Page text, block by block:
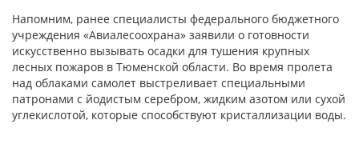
Напомним, ранее специалисты федерального бюджетного
учреждения «Авиалесоохрана» заявили о готовности
искусственно вызывать осадки для тушения крупных
лесных пожаров в Тюменской области. Во время пролета
над облаками самолет выстреливает специальными
патронами с йодистым серебром, жидким азотом или сухой
углекислотой, которые способствуют кристаллизации воды.